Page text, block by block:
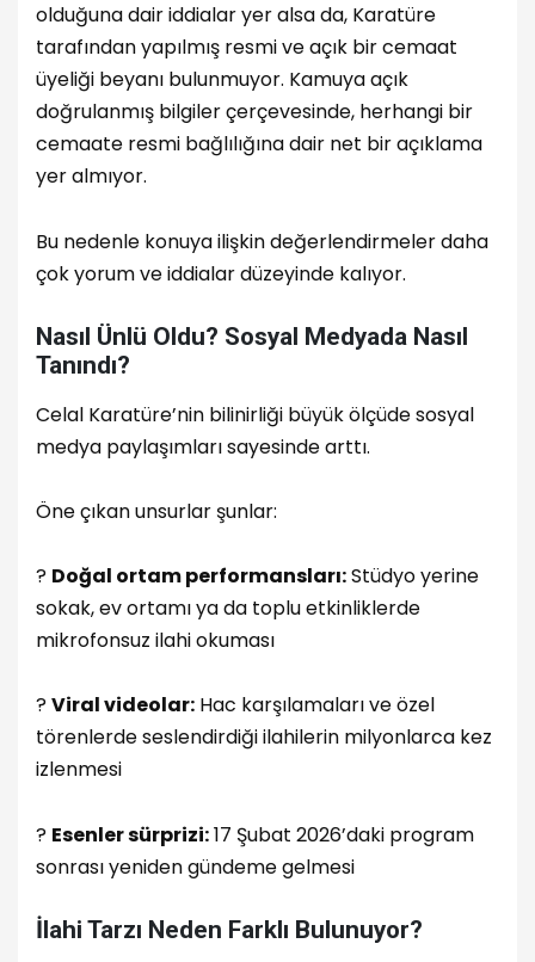
olduğuna dair iddialar yer alsa da, Karatüre
tarafından yapılmış resmi ve açık bir cemaat
üyeliği beyanı bulunmuyor. Kamuya açık
doğrulanmış bilgiler çerçevesinde, herhangi bir
cemaate resmi bağlılığına dair net bir açıklama
yer almıyor.
Bu nedenle konuya ilişkin değerlendirmeler daha
çok yorum ve iddialar düzeyinde kalıyor.
Nasıl Ünlü Oldu? Sosyal Medyada Nasıl
Tanındı?
Celal Karatüre’nin bilinirliği büyük ölçüde sosyal
medya paylaşımları sayesinde arttı.
Öne çıkan unsurlar şunlar:
?️ Doğal ortam performansları:Stüdyo yerine
sokak, ev ortamı ya da toplu etkinliklerde
mikrofonsuz ilahi okuması
?Viral videolar: Hac karşılamaları ve özel
törenlerde seslendirdiği ilahilerin milyonlarca kez
izlenmesi
? Esenler sürprizi:17 Şubat 2026’daki program
sonrası yeniden gündeme gelmesi
İlahi Tarzı Neden Farklı Bulunuyor?